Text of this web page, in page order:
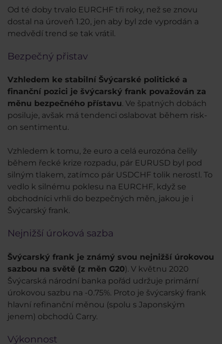
Od té doby trvalo EURCHF tři roky, než se znovu
dostal na úroveň 1.20, jen aby byl zde vyprodán a
medvědí trend se tak vrátil.
Bezpečný přistav
Vzhledem ke stabilní Švýcarské politické a
finanční pozici je švýcarský frank považován za
měnu bezpečného přístavu. Ve špatných dobách
posiluje, avšak má tendenci oslabovat během risk-
on sentimentu.
Vzhledem k tomu, že euro a celá eurozóna čelily
během řecké krize rozpadu, pár EURUSD byl pod
silným tlakem, zatímco pár USDCHF tolik nerostl. To
vedlo k silnému poklesu na EURCHF, když se
obchodníci vrhli do bezpečných měn, jakou je i
Švýcarský frank.
Nejnižší úroková sazba
Švýcarský frank je známý svou nejnižší úrokovou
sazbou na světě (z měn G20). V květnu 2020
Švýcarská národní banka pořád udržuje primární
úrokovou sazbu na -0.75%. Proto je švýcarský frank
hlavní refinanční měnou (spolu s Japonským
jenem) obchodů Carry.
Výkonnost